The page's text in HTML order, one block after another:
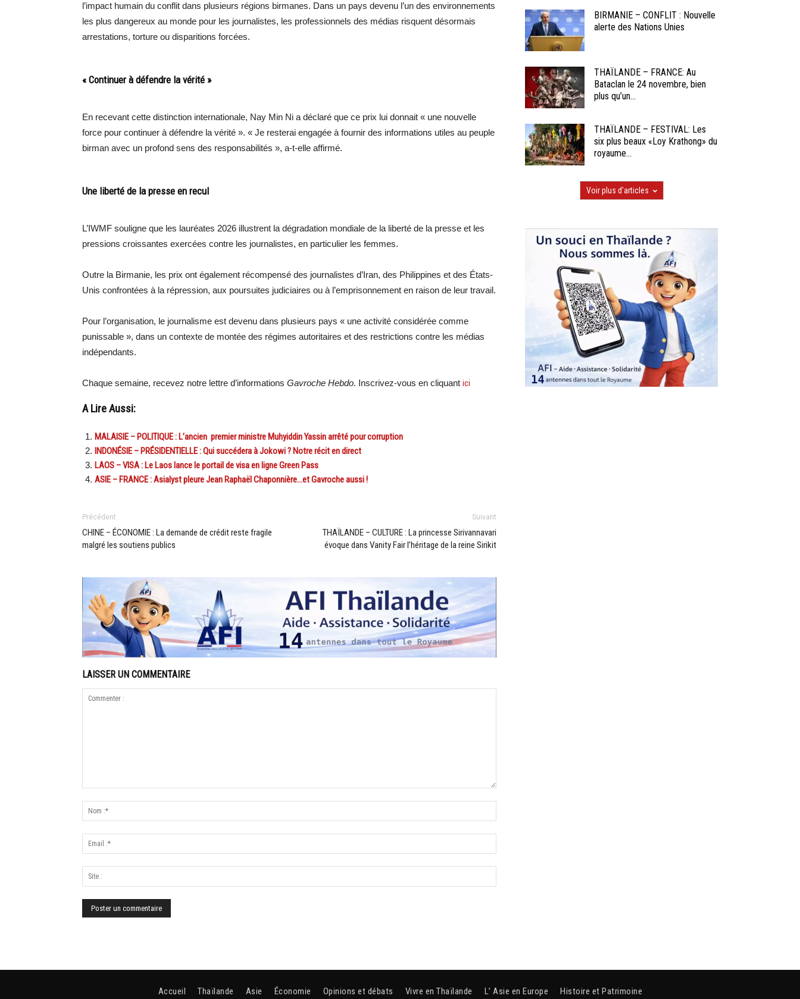
l’impact humain du conflit dans plusieurs régions birmanes. Dans un pays devenu l’un des environnements
les plus dangereux au monde pour les journalistes, les professionnels des médias risquent désormais
arrestations, torture ou disparitions forcées.
« Continuer à défendre la vérité »
En recevant cette distinction internationale, Nay Min Ni a déclaré que ce prix lui donnait « une nouvelle
force pour continuer à défendre la vérité ». « Je resterai engagée à fournir des informations utiles au peuple
birman avec un profond sens des responsabilités », a-t-elle affirmé.
Une liberté de la presse en recul
L’IWMF souligne que les lauréates 2026 illustrent la dégradation mondiale de la liberté de la presse et les
pressions croissantes exercées contre les journalistes, en particulier les femmes.
Outre la Birmanie, les prix ont également récompensé des journalistes d’Iran, des Philippines et des États-
Unis confrontées à la répression, aux poursuites judiciaires ou à l’emprisonnement en raison de leur travail.
Pour l’organisation, le journalisme est devenu dans plusieurs pays « une activité considérée comme
punissable », dans un contexte de montée des régimes autoritaires et des restrictions contre les médias
indépendants.
Chaque semaine, recevez notre lettre d’informations Gavroche Hebdo. Inscrivez-vous en cliquant ici
A Lire Aussi:
MALAISIE – POLITIQUE : L’ancien premier ministre Muhyiddin Yassin arrêté pour corruption
INDONÉSIE – PRÉSIDENTIELLE : Qui succédera à Jokowi ? Notre récit en direct
LAOS – VISA : Le Laos lance le portail de visa en ligne Green Pass
ASIE – FRANCE : Asialyst pleure Jean Raphaël Chaponnière…et Gavroche aussi !
Précédent
CHINE – ÉCONOMIE : La demande de crédit reste fragile
malgré les soutiens publics
Suivant
THAÏLANDE – CULTURE : La princesse Sirivannavari
évoque dans Vanity Fair l’héritage de la reine Sirikit
LAISSER UN COMMENTAIRE
BIRMANIE – CONFLIT : Nouvelle
alerte des Nations Unies
THAÏLANDE – FRANCE: Au
Bataclan le 24 novembre, bien
plus qu’un...
THAÏLANDE – FESTIVAL: Les
six plus beaux «Loy Krathong» du
royaume...
Voir plus d'articles
Accueil Thaïlande Asie Économie Opinions et débats Vivre en Thaïlande L’ Asie en Europe Histoire et Patrimoine